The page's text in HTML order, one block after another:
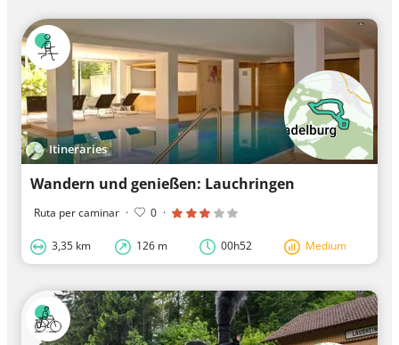
Itineraries
Wandern und genießen: Lauchringen
Ruta per caminar · 0 ·
3,35 km 126 m 00h52 Medium